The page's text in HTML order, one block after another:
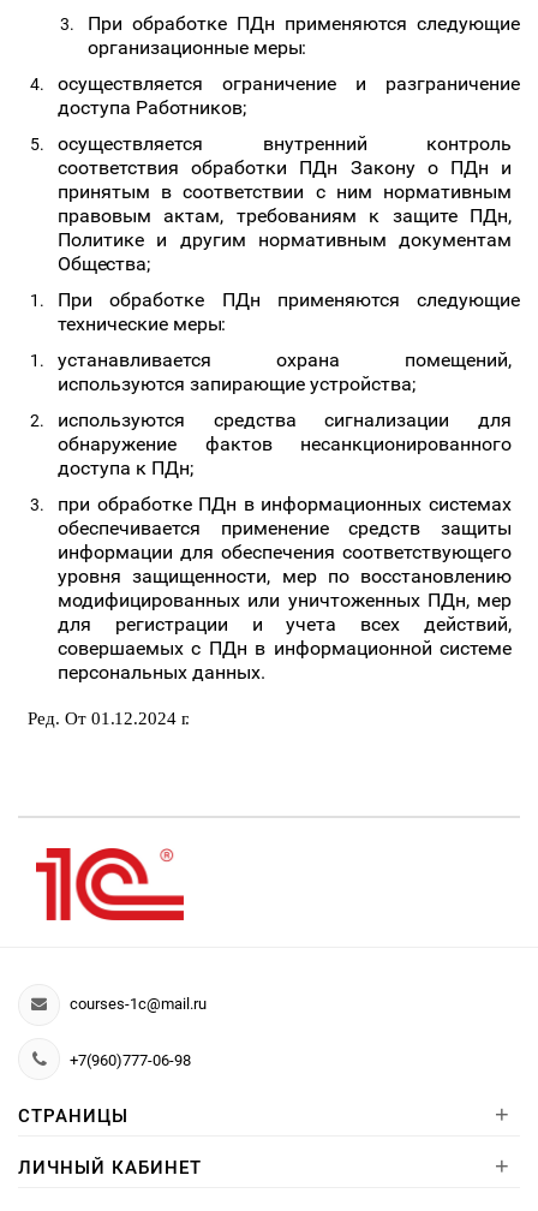
При обработке ПДн применяются следующие
организационные меры:
осуществляется
ограничение и
разграничение
доступа Работников;
осуществляется внутренний контроль
соответствия обработки ПДн Закону о ПДн и
принятым в соответствии с ним нормативным
правовым актам, требованиям к защите ПДн,
Политике и другим нормативным документам
Общества;
При
обработке ПДн применяются
следующие
технические меры:
устанавливается охрана помещений,
используются запирающие устройства;
используются
средства сигнализации для
обнаружение
фактов несанкционированного
доступа к ПДн;
при обработке ПДн в информационных системах
обеспечивается применение средств защиты
информации для обеспечения соответствующего
уровня защищенности, мер по восстановлению
модифицированных или уничтоженных ПДн, мер
для регистрации и учета всех действий,
совершаемых с ПДн в информационной системе
персональных данных.
Ред. От 01.12.2024 г.
courses-1c@mail.ru
+7(960)777-06-98
СТРАНИЦЫ +
ЛИЧНЫЙ КАБИНЕТ +